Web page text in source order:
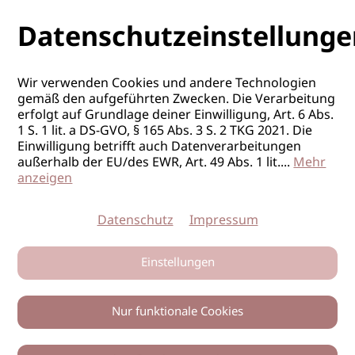
Wir verwenden Cookies und andere Technologien
gemäß den aufgeführten Zwecken. Die Verarbeitung
erfolgt auf Grundlage deiner Einwilligung, Art. 6 Abs.
1 S. 1 lit. a DS-GVO, § 165 Abs. 3 S. 2 TKG 2021. Die
Einwilligung betrifft auch Datenverarbeitungen
außerhalb der EU/des EWR, Art. 49 Abs. 1 lit....Mehr
anzeigen
Datenschutz Impressum
Einstellungen
Nur funktionale Cookies